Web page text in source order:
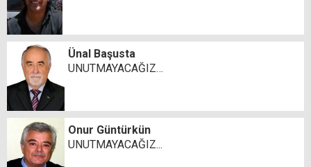
Ünal Başusta
UNUTMAYACAĞIZ…
Onur Güntürkün
UNUTMAYACAĞIZ...